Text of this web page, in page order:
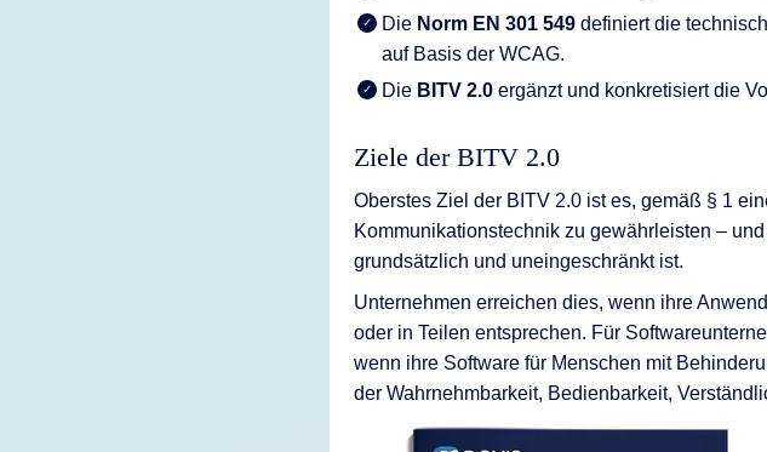
Die Norm EN 301 549definiert die
auf Basis der WCAG.
Die BITV 2.0 ergänzt und konkretisiert die
Ziele der BITV 2.0
Oberstes Ziel der BITV 2.0 ist es, gemäß § 1
Kommunikationstechnik zu gewährleisten –
grundsätzlich und uneingeschränkt ist.
Unternehmen erreichen dies, wenn ihre
oder in Teilen entsprechen. Für
wenn ihre Software für Menschen mit
der Wahrnehmbarkeit, Bedienbarkeit,